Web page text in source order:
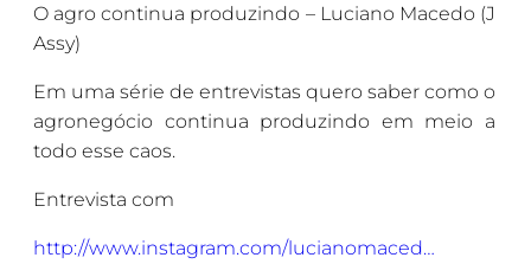
O agro continua produzindo – Luciano Macedo (J
Assy)
Em uma série de entrevistas quero saber como o
agronegócio continua produzindo em meio a
todo esse caos.
Entrevista com
http://www.instagram.com/lucianomaced…